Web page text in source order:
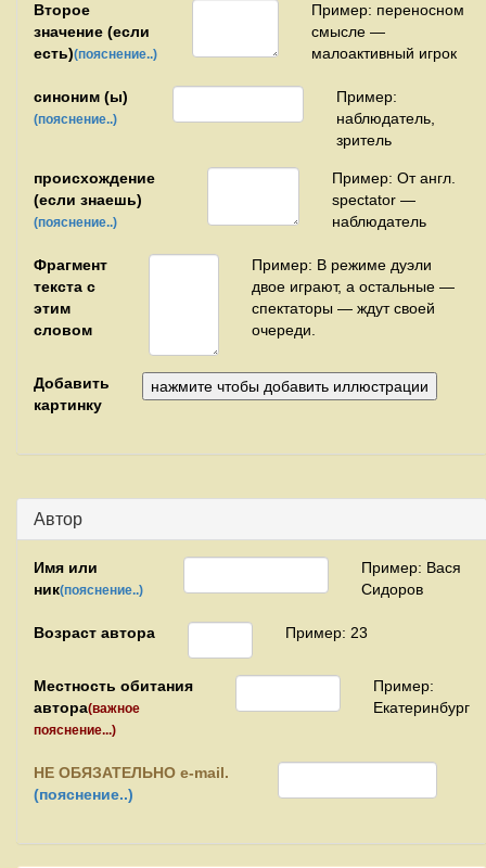
Второе
значение (если
есть)(пояснение..)
Пример: переносном
смысле —
малоактивный игрок
синоним (ы)
(пояснение..)
Пример:
наблюдатель,
зритель
происхождение
(если знаешь)
(пояснение..)
Пример: От англ.
spectator —
наблюдатель
Фрагмент
текста с
этим
словом
Пример: В режиме дуэли
двое играют, а остальные —
спектаторы — ждут своей
очереди.
Добавить
картинку
Автор
Имя или
ник(пояснение..)
Пример: Вася
Сидоров
Возраст автора Пример: 23
Местность обитания
автора(важное
пояснение...)
Пример:
Екатеринбург
НЕ ОБЯЗАТЕЛЬНО e-mail.
(пояснение..)